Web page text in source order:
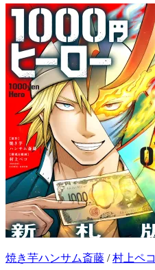
焼き芋ハンサム斎藤 /村上ペコ